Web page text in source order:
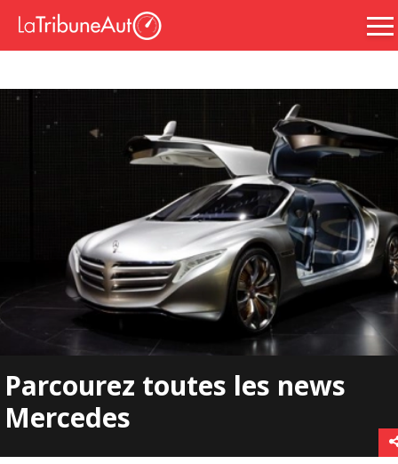
Parcourez toutes les news
Mercedes